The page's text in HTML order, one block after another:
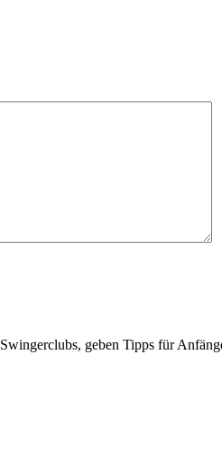
geben Tipps für